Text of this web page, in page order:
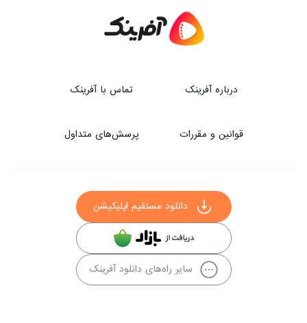
درباره آفرینک تماس با آفرینک
قوانین و مقررات پرسش‌های متداول
دانلود مستقیم اپلیکیشن
سایر راه‌های دانلود آفرینک